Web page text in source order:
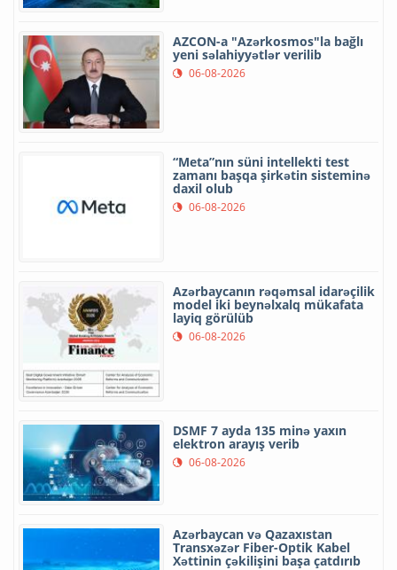
AZCON-a "Azərkosmos"la bağlı
yeni səlahiyyətlər verilib
06-08-2026
“Meta”nın süni intellekti test
zamanı başqa şirkətin sisteminə
daxil olub
06-08-2026
Azərbaycanın rəqəmsal idarəçilik
model iki beynəlxalq mükafata
layiq görülüb
06-08-2026
DSMF 7 ayda 135 minə yaxın
elektron arayış verib
06-08-2026
Azərbaycan və Qazaxıstan
Transxəzər Fiber-Optik Kabel
Xəttinin çəkilişini başa çatdırıb